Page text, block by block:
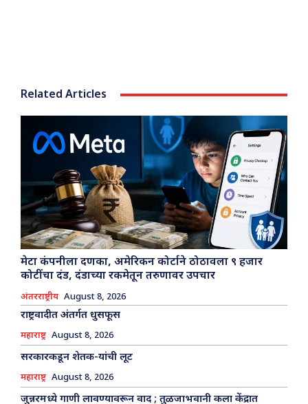
Related Articles
मेटा कंपनीला दणका, अमेरिकन कोर्टाने ठोठावला ९ हजार
कोटींचा दंड, दंडाच्या रकमेतून तरुणावर उपचार
अंतरराष्ट्रीय August 8, 2026
राष्ट्रवादीत अंतर्गत धुसफूस
महाराष्ट्र August 8, 2026
सरकारकडून शेतक-यांची लूट
महाराष्ट्र August 8, 2026
जुन्नरमध्ये गाणी लावण्यावरून वाद ; तुळजाभवानी कला केंद्रात